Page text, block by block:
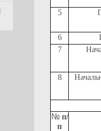
5
6
7
8
№ п/
п